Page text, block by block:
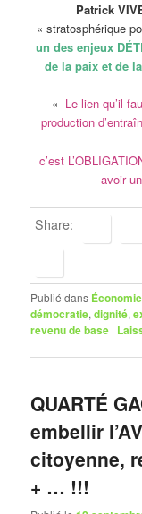
Patrick
« stratosphérique
un des enjeux
de la paix et de
« Le lien qu’il
production
c’est
avoir un
Share:
Publié dans Économie
démocratie,dignité,
revenu de base |
QUARTÉ
embellir
citoyenne,
+ … !!!